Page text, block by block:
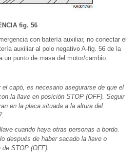
fig. 56
con batería auxiliar, no conectar el
auxiliar al polo negativo A-fig. 56 de la
un punto de masa del motor/cambio.
capó, es necesario asegurarse de que el
la llave en posición STOP (OFF). Seguir
en la placa situada a la altura del
cuando haya otras personas a bordo.
después de haber sacado la llave o
de STOP (OFF).